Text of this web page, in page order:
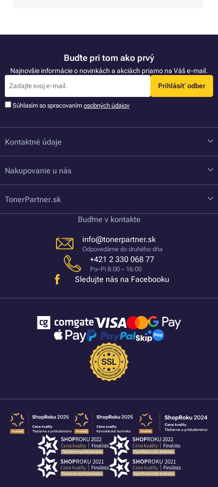
Buďte pri tom ako prvý
Najnovšie informácie o novinkách a akciách priamo na Váš e-mail.
Prihlásiť odber
Súhlasím so spracovaním osobných údajov
Kontaktné údaje
Nakupovanie u nás
TonerPartner.sk
Buďme v kontakte
info@tonerpartner.sk
Odpovedáme do druhého dňa
+421 2 330 068 77
Po–Pi 8:00 – 16:00
Sledujte nás na Facebooku